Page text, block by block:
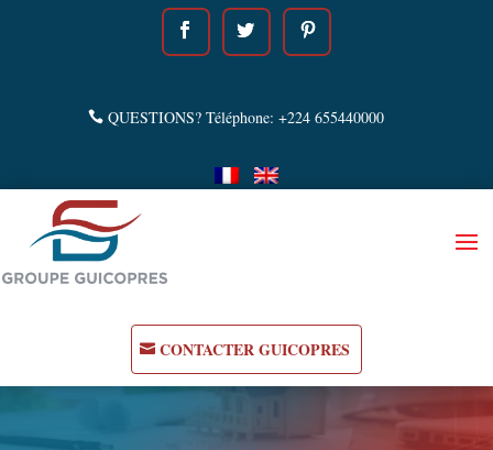
QUESTIONS? Téléphone: +224 655440000
CONTACTER GUICOPRES